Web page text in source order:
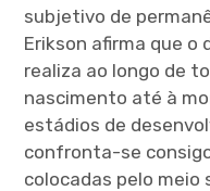
subjetivo de
Erikson afirma que o
realiza ao longo de
nascimento até à
estádios de
confronta-se
colocadas pelo meio